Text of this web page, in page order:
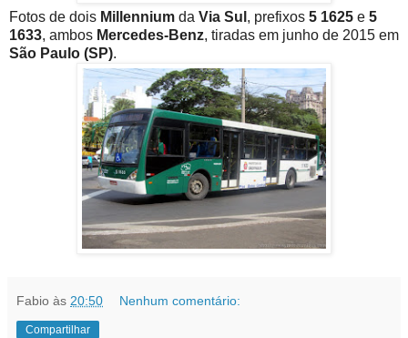
Fotos de dois Millennium da Via Sul , prefixos 5 1625 e 5
1633, ambos Mercedes-Benz, tiradas em junho de 2015 em
São Paulo (SP).
Fabio às 20:50 Nenhum comentário:
Compartilhar